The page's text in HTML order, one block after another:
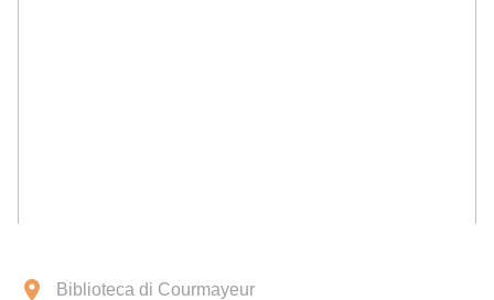
Biblioteca di Courmayeur